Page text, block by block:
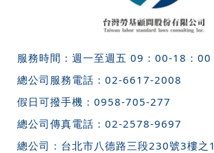
服務時間：週一至週五 09：00-18：00
總公司服務電話： 02-6617-2008
假日可撥手機： 0958-705-277
總公司傳真電話： 02-2578-9697
總公司： 台北市八德路三段230號3樓之1